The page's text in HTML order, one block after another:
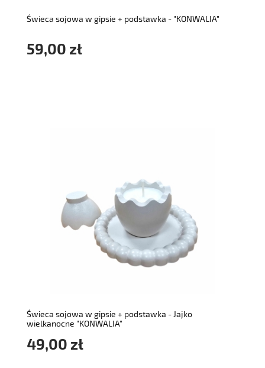
Świeca sojowa w gipsie + podstawka - "KONWALIA"
59,00 zł
Świeca sojowa w gipsie + podstawka - Jajko
wielkanocne "KONWALIA"
49,00 zł
do koszyka